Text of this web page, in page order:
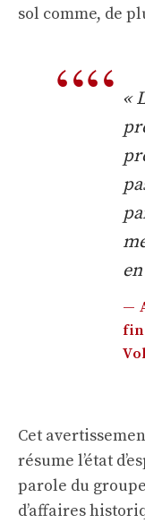
sol comme, de
«
—
Cet
résume l’état
parole du
d’affaires